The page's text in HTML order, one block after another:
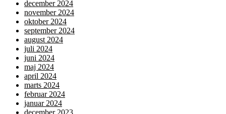
december 2024
november 2024
oktober 2024
september 2024
august 2024
juli 2024
juni 2024
maj 2024
april 2024
marts 2024
februar 2024
januar 2024
december 2023